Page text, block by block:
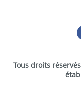
Tous droits